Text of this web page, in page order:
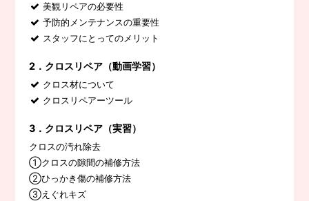
美観リペアの必要性
予防的メンテナンスの重要性
スタッフにとってのメリット
2．クロスリペア（動画学習）
クロス材について
クロスリペアーツール
3．クロスリペア（実習）
クロスの汚れ除去
①クロスの隙間の補修方法
②ひっかき傷の補修方法
③えぐれキズ